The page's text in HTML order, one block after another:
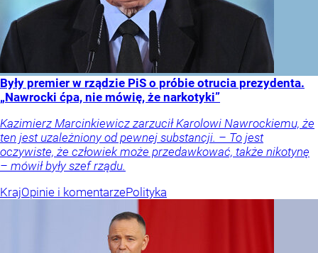
Były premier w rządzie PiS o próbie otrucia prezydenta.
„Nawrocki ćpa, nie mówię, że narkotyki”
Kazimierz Marcinkiewicz zarzucił Karolowi Nawrockiemu, że
ten jest uzależniony od pewnej substancji. – To jest
oczywiste, że człowiek może przedawkować, także nikotynę
– mówił były szef rządu.
KrajOpinie i komentarzePolityka